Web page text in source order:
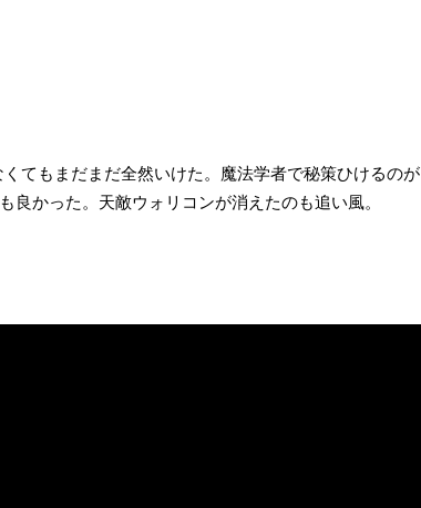
てもまだまだ全然いけた。魔法学者で秘策ひけるのが
良かった。天敵ウォリコンが消えたのも追い風。